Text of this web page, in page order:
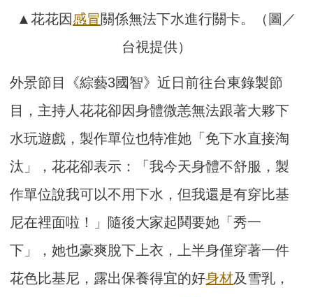
▲花花因感冒關係無法下水進行關卡。（圖／
台視提供）
外景節目《綜藝3國智》近日前往台東錄製節
目，主持人花花卻因身體微恙無法跟著大夥下
水玩遊戲，製作單位也特准她「免下水直接淘
汰」，花花卻表示：「我今天身體不舒服，製
作單位說我可以不用下水，但我還是有穿比基
尼在裡面啦！」隨後大家起鬨要她「秀一
下」，她也豪爽脫下上衣，上半身僅穿著一件
花色比基尼，露出保養得宜的好身材及雪乳，